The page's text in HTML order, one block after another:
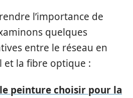
l’importance de
quelques
entre le réseau en
la fibre optique :
peinture choisir pour la